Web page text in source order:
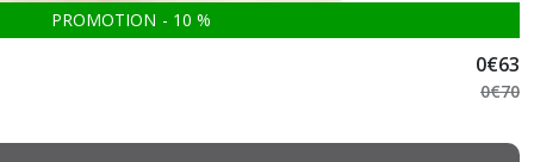
PROMOTION - 10 %
0€63
0€70